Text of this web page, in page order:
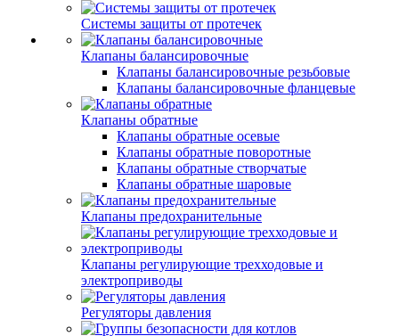
Системы защиты от протечек
Клапаны балансировочные
Клапаны балансировочные резьбовые
Клапаны балансировочные фланцевые
Клапаны обратные
Клапаны обратные осевые
Клапаны обратные поворотные
Клапаны обратные створчатые
Клапаны обратные шаровые
Клапаны предохранительные
Клапаны регулирующие трехходовые и
электроприводы
Регуляторы давления